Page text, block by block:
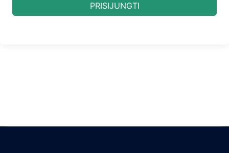
PRISIJUNGTI